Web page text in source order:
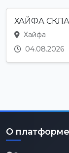
ХАЙФА
Хайфа
04.08.2026
О платформе